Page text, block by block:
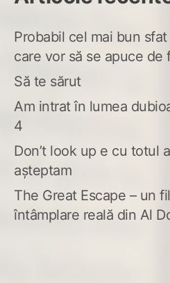
Probabil cel mai bun
care vor să se apuce de
Să te sărut
Am intrat în lumea
4
Don’t look up e cu totul
așteptam
The Great Escape – un
întâmplare reală din Al